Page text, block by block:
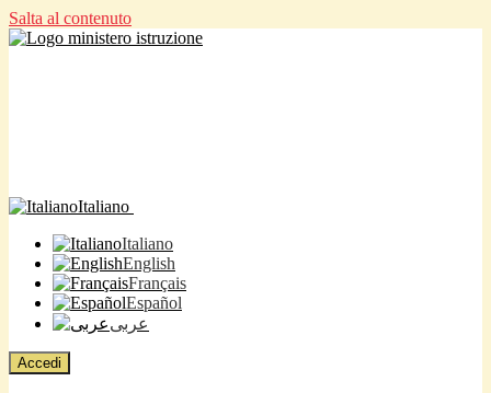
Salta al contenuto
Italiano
Italiano
English
Français
Español
عربى
Accedi